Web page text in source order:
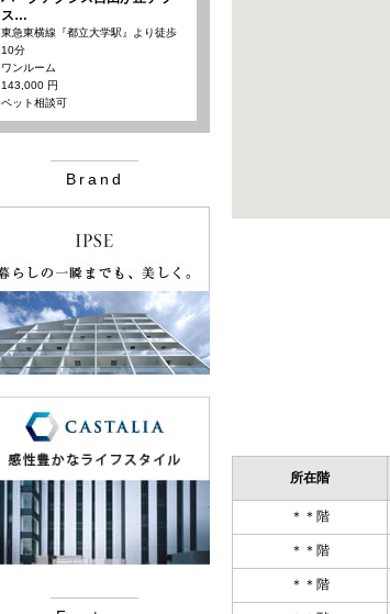
所在階
＊＊階
＊＊階
＊＊階
ス…
東急東横線『都立大学駅』より徒歩
10分
ワンルーム
143,000 円
ペット相談可
Brand